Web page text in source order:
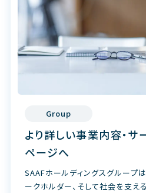
Group
より詳しい事業内容・
ページへ
SAAFホールディングスグループ
ークホルダー、そして社会を支え